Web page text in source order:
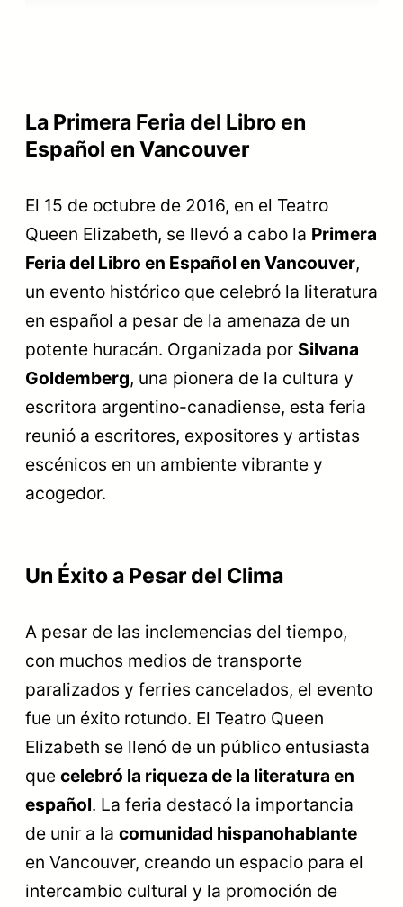
La Primera Feria del Libro en
Español en Vancouver
El 15 de octubre de 2016, en el Teatro
Queen Elizabeth, se llevó a cabo la Primera
Feria del Libro en Español en Vancouver,
un evento histórico que celebró la literatura
en español a pesar de la amenaza de un
potente huracán. Organizada por Silvana
Goldemberg, una pionera de la cultura y
escritora argentino-canadiense, esta feria
reunió a escritores, expositores y artistas
escénicos en un ambiente vibrante y
acogedor.
Un Éxito a Pesar del Clima
A pesar de las inclemencias del tiempo,
con muchos medios de transporte
paralizados y ferries cancelados, el evento
fue un éxito rotundo. El Teatro Queen
Elizabeth se llenó de un público entusiasta
que celebró la riqueza de la literatura en
español. La feria destacó la importancia
de unir a la comunidad hispanohablante
en Vancouver, creando un espacio para el
intercambio cultural y la promoción de